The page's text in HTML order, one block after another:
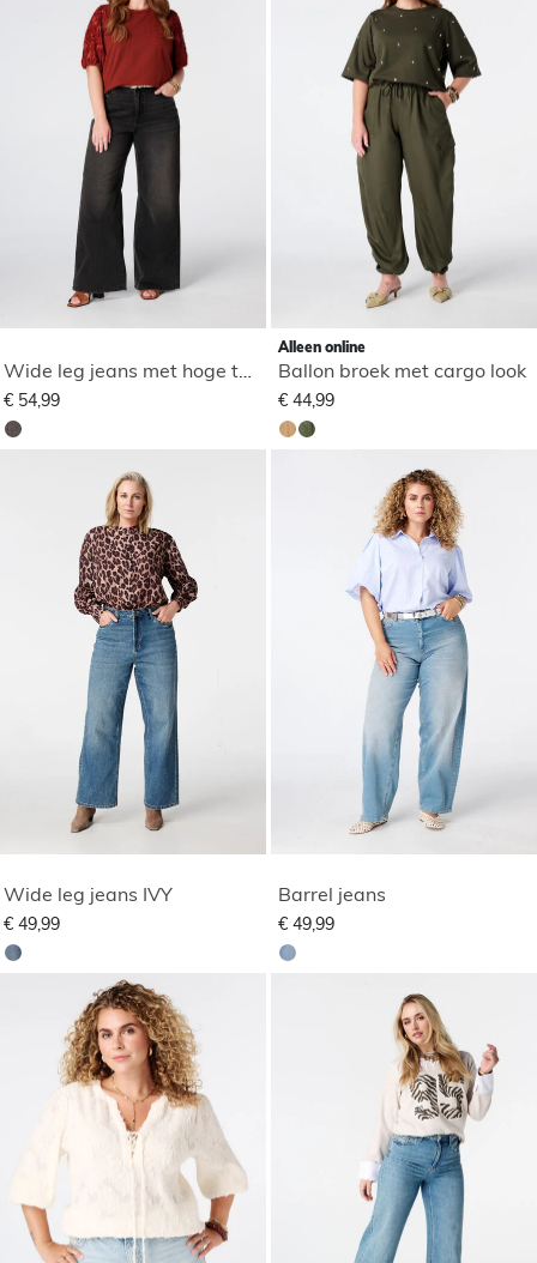
€ 54,99
Alleen online
Ballon broek met cargo look
€ 44,99
Wide leg jeans IVY
€ 49,99
Barrel jeans
€ 49,99